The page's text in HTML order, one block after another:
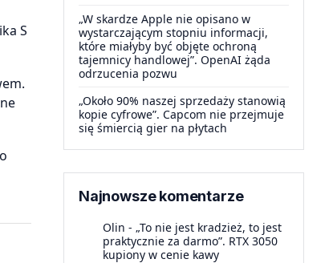
S
„W skardze Apple nie opisano w
wystarczającym stopniu informacji,
które miałyby być objęte ochroną
tajemnicy handlowej”. OpenAI żąda
odrzucenia pozwu
„Około 90% naszej sprzedaży stanowią
kopie cyfrowe”. Capcom nie przejmuje
się śmiercią gier na płytach
Najnowsze komentarze
Olin - „To nie jest kradzież, to jest
praktycznie za darmo”. RTX 3050
kupiony w cenie kawy